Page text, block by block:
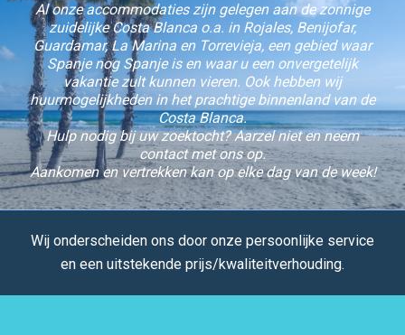
Al onze accommodaties zijn gelegen aan de zonnige
zuidelijke Costa Blanca o.a. in Rojales, Benijofar,
Guardamar, La Marina en Torrevieja, een gebied waar
Spanje nog Spanje is en waar u een onvergetelijk
vakantie zult kunnen vieren. Ook hebben wij
huurmogelijkheden in het prachtige binnenland van de
Costa Blanca.
Hulp nodig bij uw zoektocht? Aarzel niet en neem
contact met ons op.
Aankomen en vertrekken kan op elke dag van de week!
Wij onderscheiden ons door onze persoonlijke service
en een uitstekende prijs/kwaliteitverhouding.